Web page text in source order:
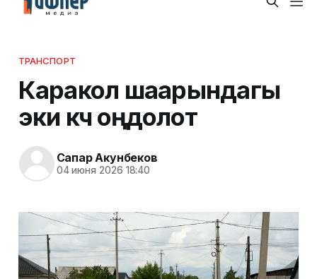
ТРАНСПОРТ
Каракол шаарындагы
эки көчө оңдолот
Сапар Акунбеков
04 июня 2026 18:40